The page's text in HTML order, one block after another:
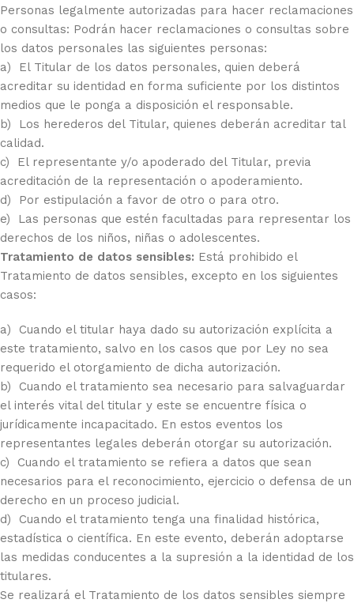
Personas legalmente autorizadas para hacer reclamaciones
o consultas: Podrán hacer reclamaciones o consultas sobre
los datos personales las siguientes personas:
a) El Titular de los datos personales, quien deberá
acreditar su identidad en forma suficiente por los distintos
medios que le ponga a disposición el responsable.
b) Los herederos del Titular, quienes deberán acreditar tal
calidad.
c) El representante y/o apoderado del Titular, previa
acreditación de la representación o apoderamiento.
d) Por estipulación a favor de otro o para otro.
e) Las personas que estén facultadas para representar los
derechos de los niños, niñas o adolescentes.
Tratamiento de datos sensibles: Está prohibido el
Tratamiento de datos sensibles, excepto en los siguientes
casos:
a) Cuando el titular haya dado su autorización explícita a
este tratamiento, salvo en los casos que por Ley no sea
requerido el otorgamiento de dicha autorización.
b) Cuando el tratamiento sea necesario para salvaguardar
el interés vital del titular y este se encuentre física o
jurídicamente incapacitado. En estos eventos los
representantes legales deberán otorgar su autorización.
c) Cuando el tratamiento se refiera a datos que sean
necesarios para el reconocimiento, ejercicio o defensa de un
derecho en un proceso judicial.
d) Cuando el tratamiento tenga una finalidad histórica,
estadística o científica. En este evento, deberán adoptarse
las medidas conducentes a la supresión a la identidad de los
titulares.
Se realizará el Tratamiento de los datos sensibles siempre